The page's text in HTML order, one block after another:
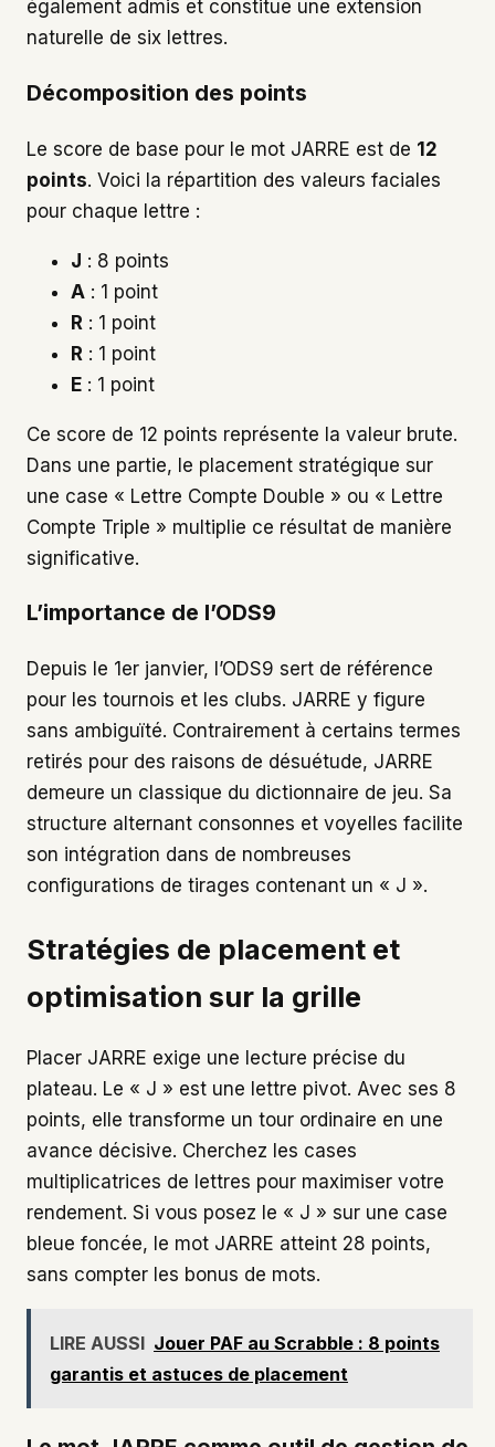
également admis et constitue une extension
naturelle de six lettres.
Décomposition des points
Le score de base pour le mot JARRE est de 12
points. Voici la répartition des valeurs faciales
pour chaque lettre :
J : 8 points
A : 1 point
R : 1 point
R : 1 point
E : 1 point
Ce score de 12 points représente la valeur brute.
Dans une partie, le placement stratégique sur
une case « Lettre Compte Double » ou « Lettre
Compte Triple » multiplie ce résultat de manière
significative.
L’importance de l’ODS9
Depuis le 1er janvier, l’ODS9 sert de référence
pour les tournois et les clubs. JARRE y figure
sans ambiguïté. Contrairement à certains termes
retirés pour des raisons de désuétude, JARRE
demeure un classique du dictionnaire de jeu. Sa
structure alternant consonnes et voyelles facilite
son intégration dans de nombreuses
configurations de tirages contenant un « J ».
Stratégies de placement et
optimisation sur la grille
Placer JARRE exige une lecture précise du
plateau. Le « J » est une lettre pivot. Avec ses 8
points, elle transforme un tour ordinaire en une
avance décisive. Cherchez les cases
multiplicatrices de lettres pour maximiser votre
rendement. Si vous posez le « J » sur une case
bleue foncée, le mot JARRE atteint 28 points,
sans compter les bonus de mots.
LIRE AUSSI Jouer PAF au Scrabble : 8 points
garantis et astuces de placement